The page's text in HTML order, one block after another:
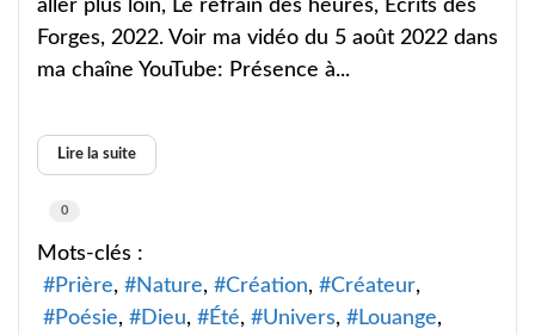
aller plus loin, Le refrain des heures, Écrits des
Forges, 2022. Voir ma vidéo du 5 août 2022 dans
ma chaîne YouTube: Présence à...
Lire la suite
0
Mots-clés :
Prière
Nature Création
Créateur
Poésie
Dieu Été Univers
Louange